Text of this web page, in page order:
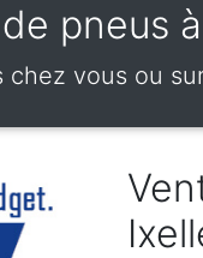
pneus
chez vous ou